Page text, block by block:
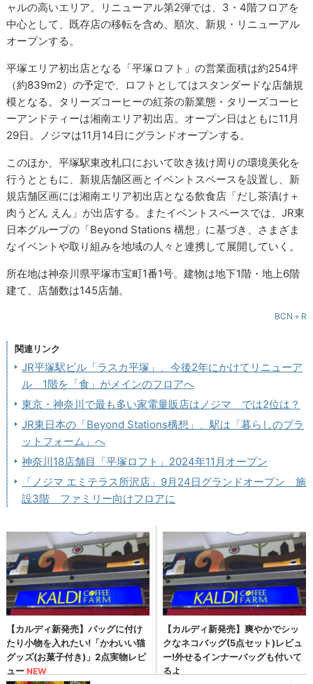
ャルの高いエリア。リニューアル第2弾では、3・4階フロアを
中心として、既存店の移転を含め、順次、新規・リニューアル
オープンする。
平塚エリア初出店となる「平塚ロフト」の営業面積は約254坪
（約839m2）の予定で、ロフトとしてはスタンダードな店舗規
模となる。タリーズコーヒーの紅茶の新業態・タリーズコーヒ
ーアンドティーは湘南エリア初出店。オープン日はともに11月
29日。ノジマは11月14日にグランドオープンする。
このほか、平塚駅東改札口において吹き抜け周りの環境美化を
行うとともに、新規店舗区画とイベントスペースを設置し、新
規店舗区画には湘南エリア初出店となる飲食店「だし茶漬け＋
肉うどん えん」が出店する。またイベントスペースでは、JR東
日本グループの「Beyond Stations 構想」に基づき、さまざま
なイベントや取り組みを地域の人々と連携して展開していく。
所在地は神奈川県平塚市宝町1番1号。建物は地下1階・地上6階
建て、店舗数は145店舗。
BCN＋R
関連リンク
JR平塚駅ビル「ラスカ平塚」、今後2年にかけてリニューア
ル 1階を「食」がメインのフロアへ
東京・神奈川で最も多い家電量販店はノジマ では2位は？
JR東日本の「Beyond Stations構想」、駅は「暮らしのプラ
ットフォーム」へ
神奈川18店舗目「平塚ロフト」2024年11月オープン
「ノジマ エミテラス所沢店」9月24日グランドオープン 施
設3階 ファミリー向けフロアに